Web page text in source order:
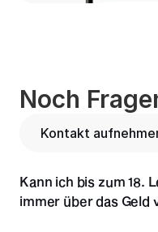
Noch
Kontakt
Kann ich bis zum 18.
immer über das Geld